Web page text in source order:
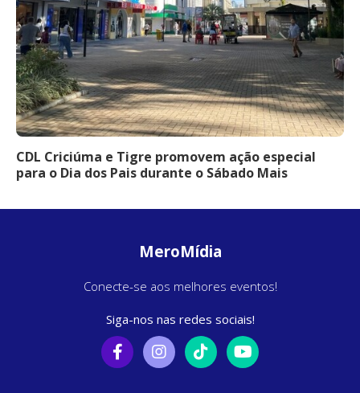
CDL Criciúma e Tigre promovem ação especial
para o Dia dos Pais durante o Sábado Mais
MeroMídia
Conecte-se aos melhores eventos!
Siga-nos nas redes sociais!